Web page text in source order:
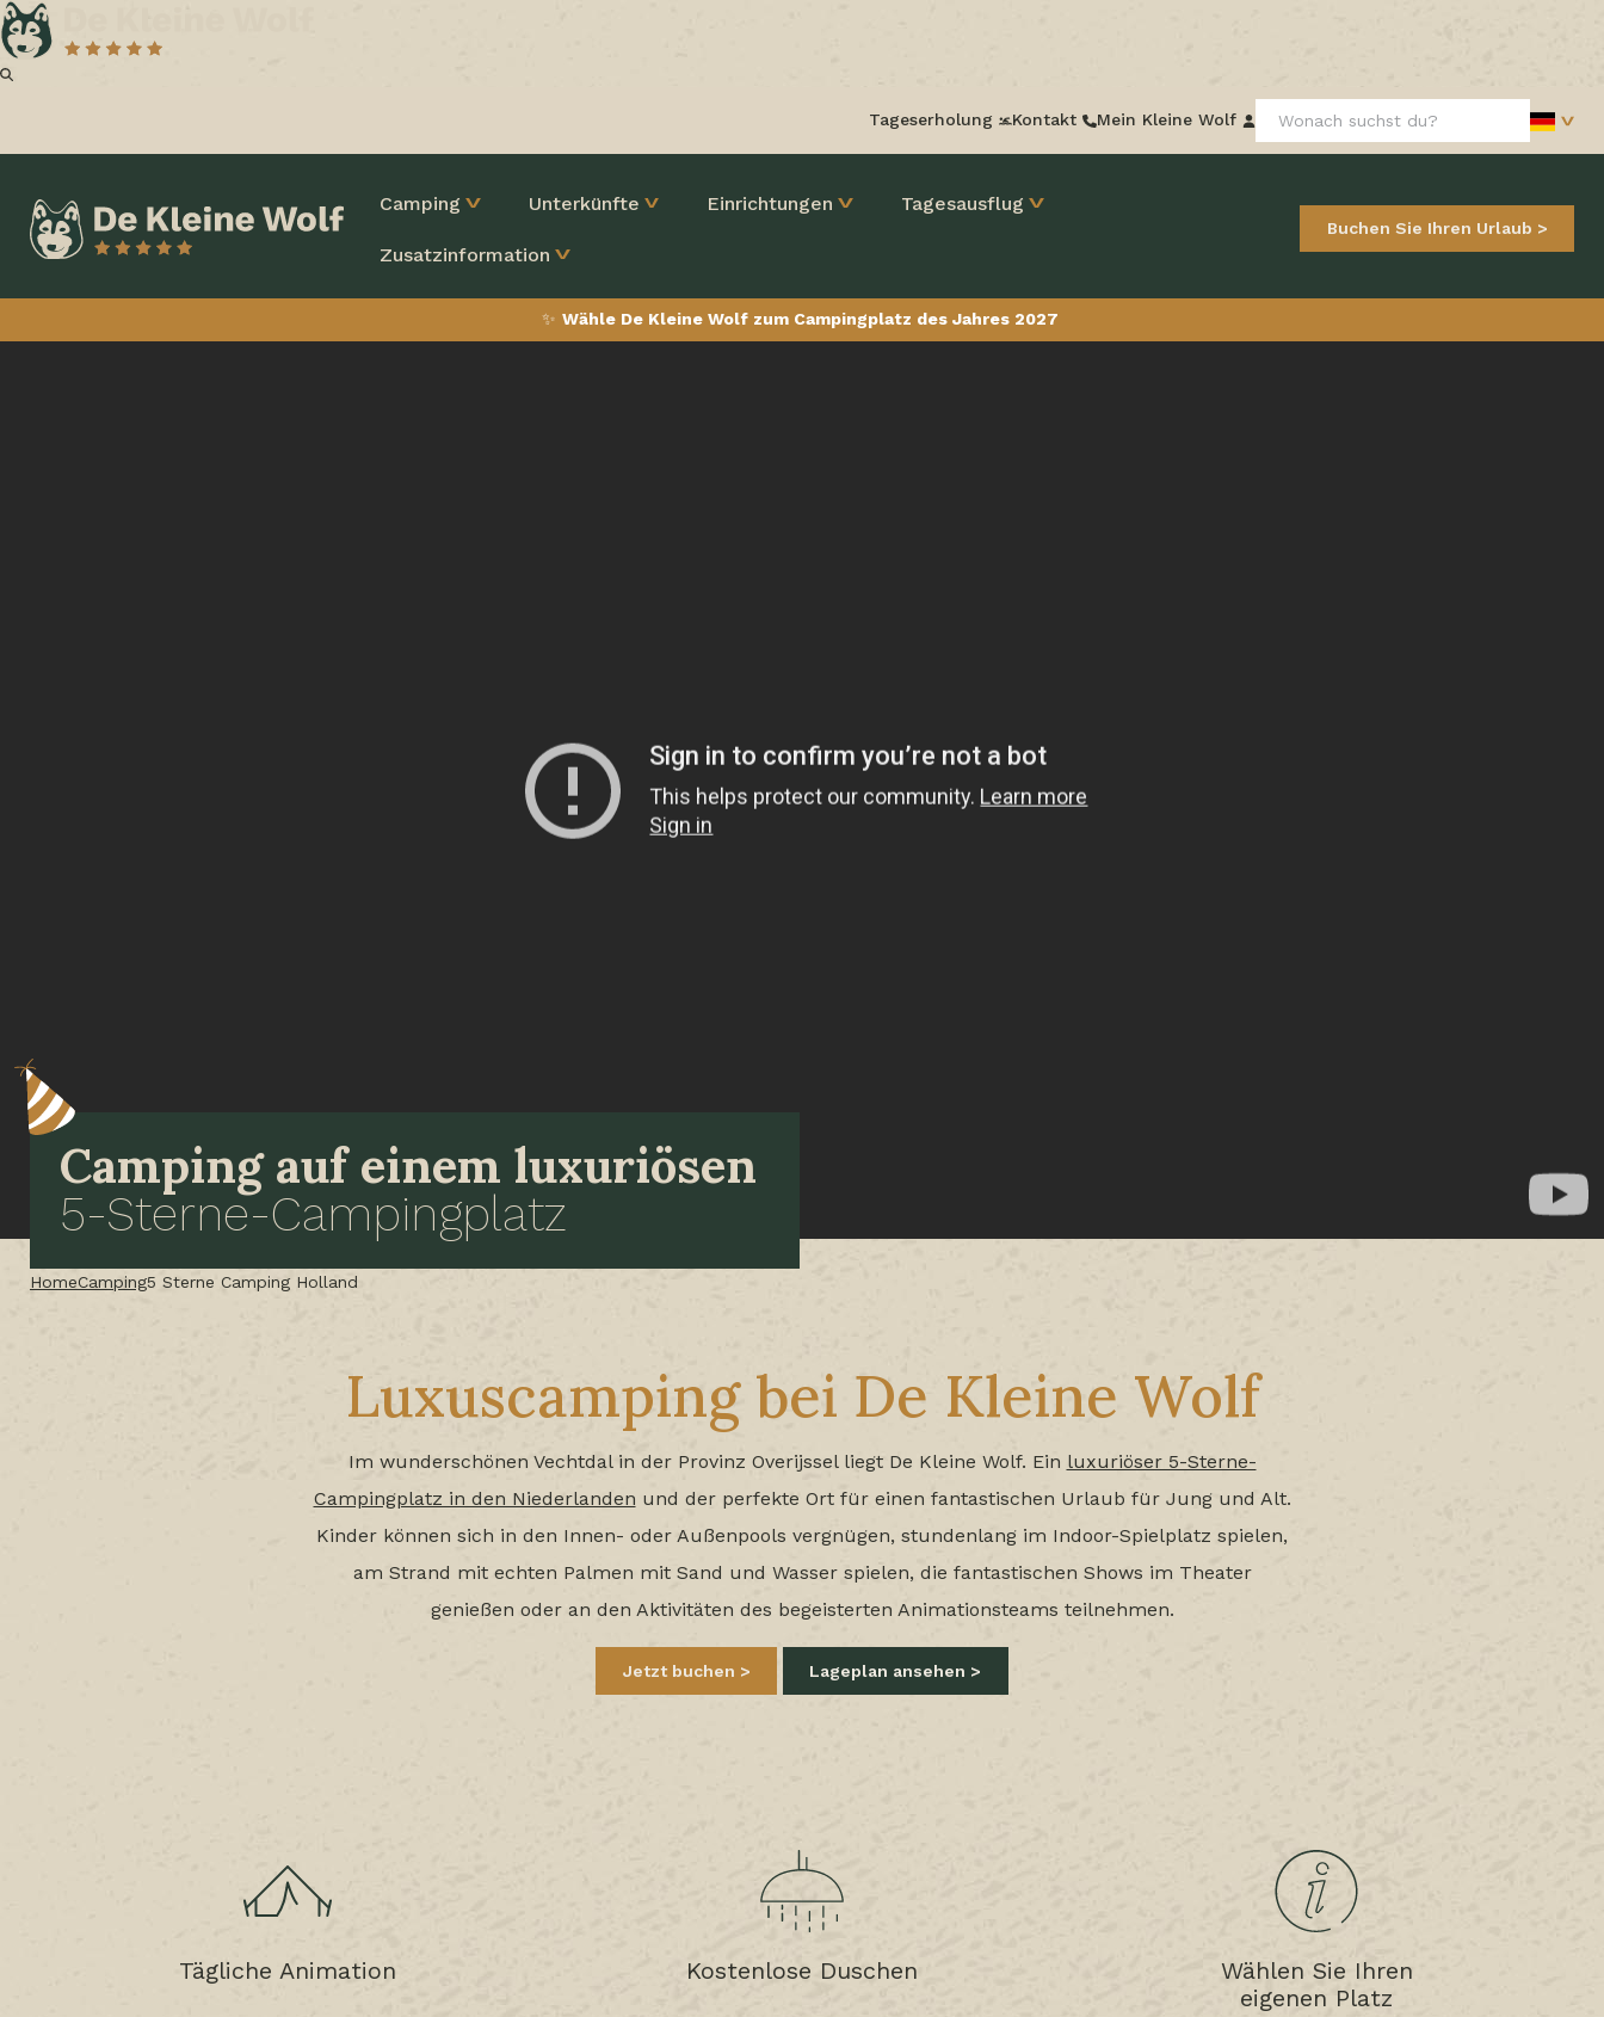
Tageserholung Kontakt Mein Kleine Wolf
search:
Camping Unterkünfte Einrichtungen Tagesausflug
Zusatzinformation
Buchen Sie Ihren Urlaub
✨ Wähle De Kleine Wolf zum Campingplatz des Jahres 2027
Camping auf einem luxuriösen
5-Sterne-Campingplatz
HomeCamping5 Sterne Camping Holland
Luxuscamping bei De Kleine Wolf
Im wunderschönen Vechtdal in der Provinz Overijssel liegt De Kleine Wolf. Ein luxuriöser 5-Sterne-
Campingplatz in den Niederlanden und der perfekte Ort für einen fantastischen Urlaub für Jung und Alt.
Kinder können sich in den Innen- oder Außenpools vergnügen, stundenlang im Indoor-Spielplatz spielen,
am Strand mit echten Palmen mit Sand und Wasser spielen, die fantastischen Shows im Theater
genießen oder an den Aktivitäten des begeisterten Animationsteams teilnehmen.
Jetzt buchen Lageplan ansehen
Tägliche Animation Kostenlose Duschen
Wählen Sie Ihren
eigenen Platz